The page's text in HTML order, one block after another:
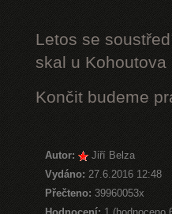
Letos se
skal u
Končit budeme
Autor:
Jiří Belza
Vydáno: 27.6.2016 12:48
Přečteno:39960053x